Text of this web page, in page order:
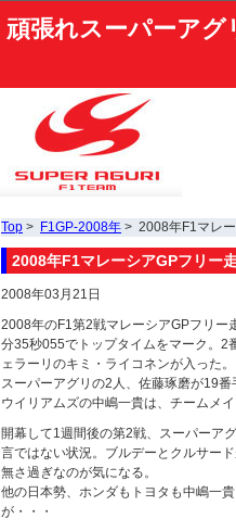
頑張れスーパーアグ
Top > F1GP-2008年 > 2008年F1マレ
2008年F1マレーシアGPフリー
2008年03月21日
2008年のF1第2戦マレーシアGPフリー
分35秒055でトップタイムをマーク。2
ェラーリのキミ・ライコネンが入った。
スーパーアグリの2人、佐藤琢磨が19
ウイリアムズの中嶋一貴は、チームメ
開幕して1週間後の第2戦、スーパーア
言ではない状況。ブルデーとクルサー
無さ過ぎなのが気になる。
他の日本勢、ホンダもトヨタも中嶋一
が・・・